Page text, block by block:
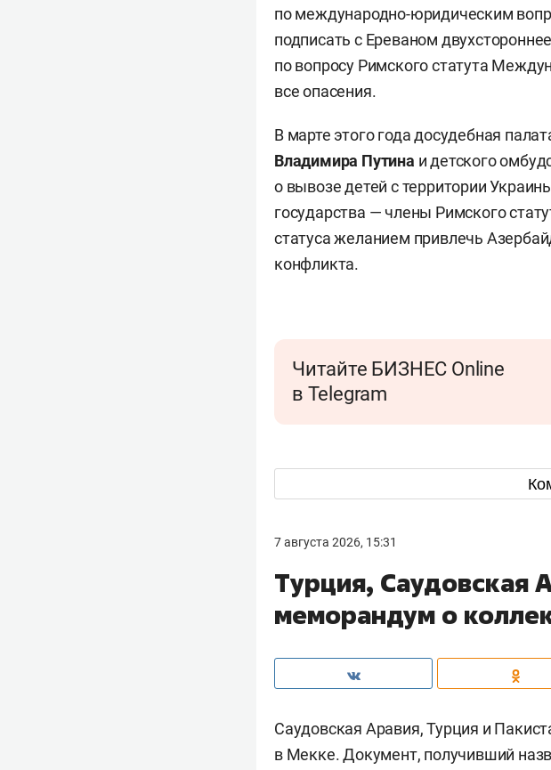
по международно-юридическим
подписать с Ереваном
по вопросу Римского статута
все опасения.
В марте этого года досудебная
Владимира Путина и детского
о вывозе детей с территории
государства — члены Римского
статуса желанием привлечь
конфликта.
Читайте БИЗНЕС Online
в Telegram
7 августа 2026, 15:31
Турция, Саудовская
меморандум о
Саудовская Аравия, Турция и
в Мекке. Документ, получивший